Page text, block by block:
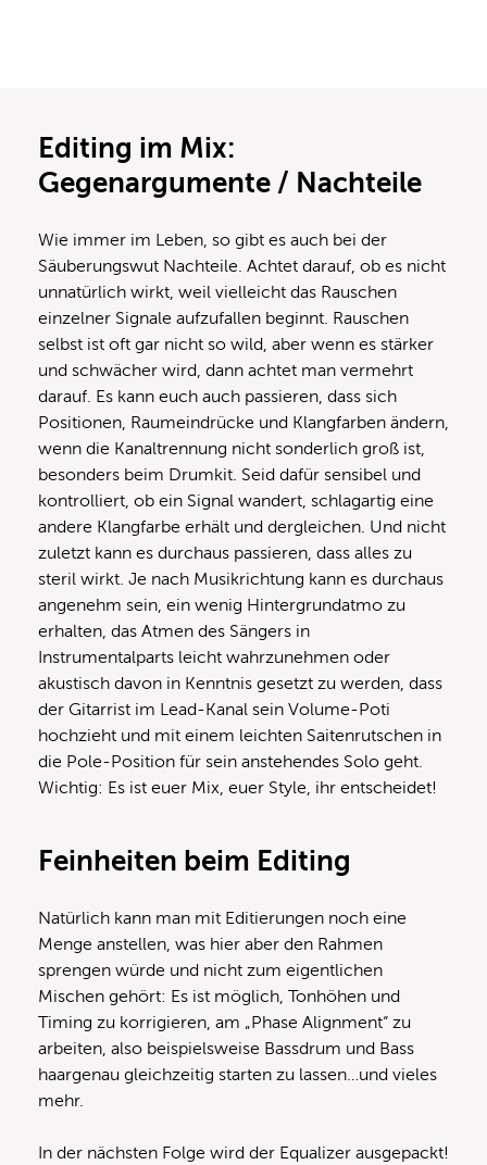
Editing im Mix:
Gegenargumente / Nachteile
Wie immer im Leben, so gibt es auch bei der
Säuberungswut Nachteile. Achtet darauf, ob es nicht
unnatürlich wirkt, weil vielleicht das Rauschen
einzelner Signale aufzufallen beginnt. Rauschen
selbst ist oft gar nicht so wild, aber wenn es stärker
und schwächer wird, dann achtet man vermehrt
darauf. Es kann euch auch passieren, dass sich
Positionen, Raumeindrücke und Klangfarben ändern,
wenn die Kanaltrennung nicht sonderlich groß ist,
besonders beim Drumkit. Seid dafür sensibel und
kontrolliert, ob ein Signal wandert, schlagartig eine
andere Klangfarbe erhält und dergleichen. Und nicht
zuletzt kann es durchaus passieren, dass alles zu
steril wirkt. Je nach Musikrichtung kann es durchaus
angenehm sein, ein wenig Hintergrundatmo zu
erhalten, das Atmen des Sängers in
Instrumentalparts leicht wahrzunehmen oder
akustisch davon in Kenntnis gesetzt zu werden, dass
der Gitarrist im Lead-Kanal sein Volume-Poti
hochzieht und mit einem leichten Saitenrutschen in
die Pole-Position für sein anstehendes Solo geht.
Wichtig: Es ist euer Mix, euer Style, ihr entscheidet!
Feinheiten beim Editing
Natürlich kann man mit Editierungen noch eine
Menge anstellen, was hier aber den Rahmen
sprengen würde und nicht zum eigentlichen
Mischen gehört: Es ist möglich, Tonhöhen und
Timing zu korrigieren, am „Phase Alignment“ zu
arbeiten, also beispielsweise Bassdrum und Bass
haargenau gleichzeitig starten zu lassen…und vieles
mehr.
In der nächsten Folge wird der Equalizer ausgepackt!